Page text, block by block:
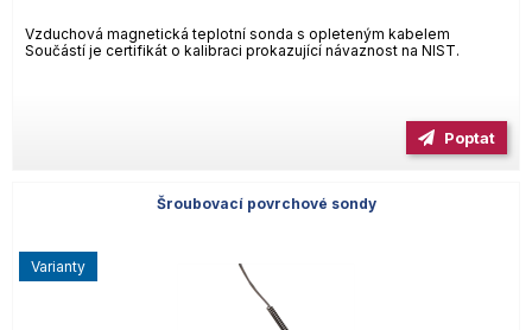
Vzduchová magnetická teplotní sonda s opleteným kabelem
Součástí je certifikát o kalibraci prokazující návaznost na NIST.
Poptat
Šroubovací povrchové sondy
varianty